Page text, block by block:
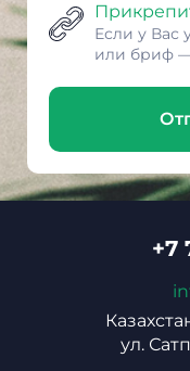
Если у Вас
или бриф
+7
ул.